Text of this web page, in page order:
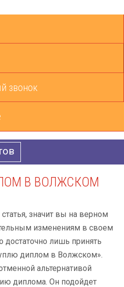
звонок
В ВОЛЖСКОМ
значит вы на верном
изменениям в своем
лишь принять
диплом в Волжском».
альтернативой
диплома. Он подойдет